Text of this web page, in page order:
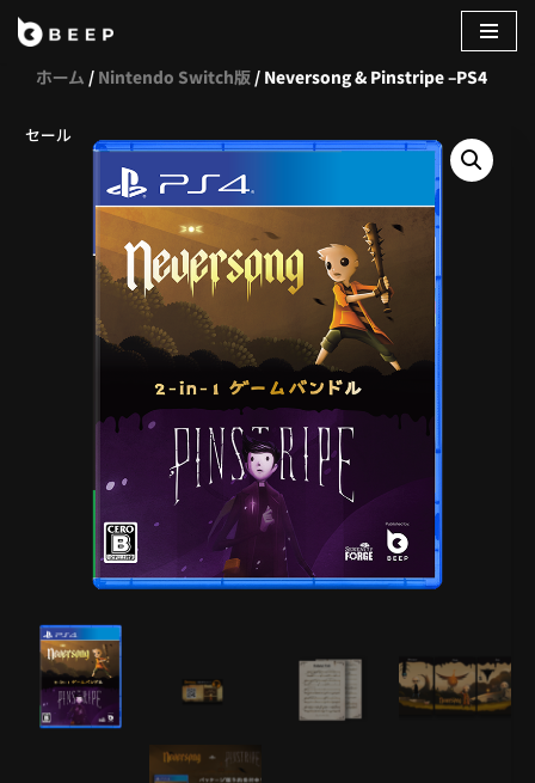
ン
ホーム / Nintendo Switch版 / Neversong & Pinstripe –PS4
セール